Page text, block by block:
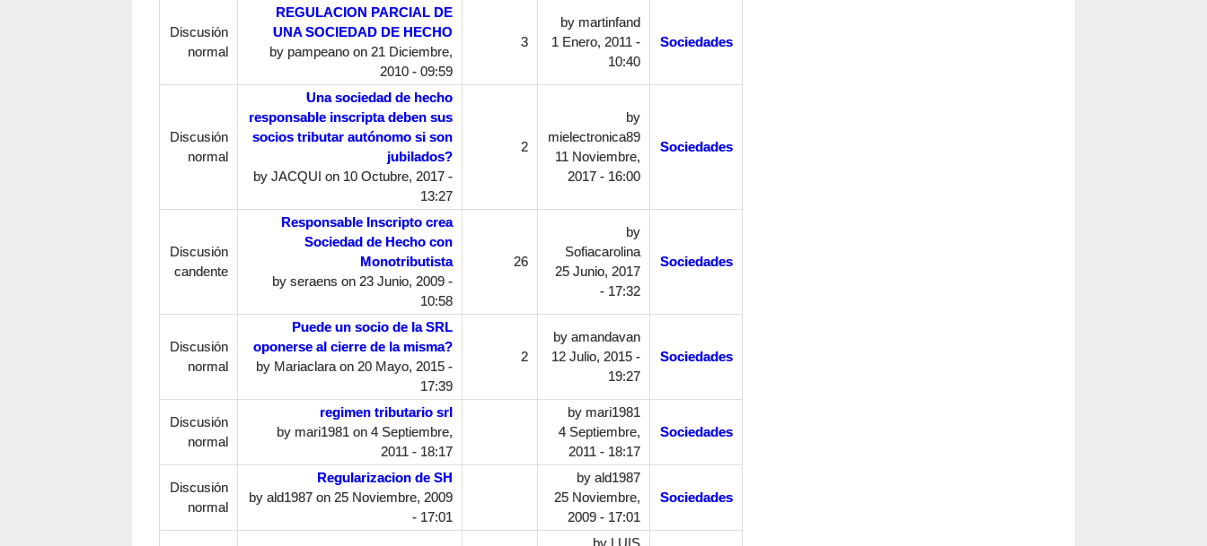
Discusión
normal
REGULACION PARCIAL DE
UNA SOCIEDAD DE HECHO
by pampeanoon 21 Diciembre,
2010 - 09:59
3
by martinfand
1 Enero, 2011 -
10:40
Sociedades
Discusión
normal
Una sociedad de hecho
responsable inscripta deben sus
socios tributar autónomo si son
jubilados?
by JACQUI on 10 Octubre, 2017 -
13:27
2
by
mielectronica89
11 Noviembre,
2017 - 16:00
Sociedades
Discusión
candente
Responsable Inscripto crea
Sociedad de Hecho con
Monotributista
by seraens on 23 Junio, 2009 -
10:58
26
by
Sofiacarolina
25 Junio, 2017
- 17:32
Sociedades
Discusión
normal
Puede un socio de la SRL
oponerse al cierre de la misma?
by Mariaclaraon 20 Mayo, 2015 -
17:39
2
by amandavan
12 Julio, 2015 -
19:27
Sociedades
Discusión
normal
regimen tributario srl
by mari1981on 4 Septiembre,
2011 - 18:17
by mari1981
4 Septiembre,
2011 - 18:17
Sociedades
Discusión
normal
Regularizacion de SH
by ald1987on 25 Noviembre, 2009
- 17:01
by ald1987
25 Noviembre,
2009 - 17:01
Sociedades
by LUIS